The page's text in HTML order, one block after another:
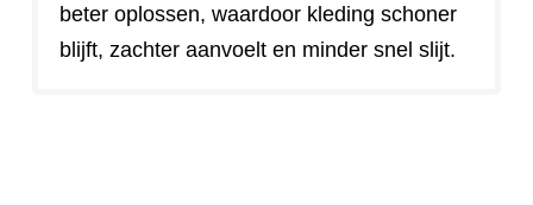
beter oplossen, waardoor kleding schoner
blijft, zachter aanvoelt en minder snel slijt.